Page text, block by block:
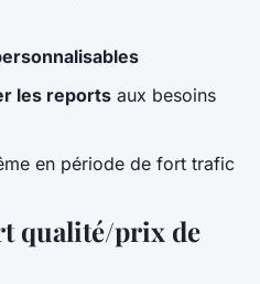
les reports aux besoins
en période de fort trafic
qualité/prix de